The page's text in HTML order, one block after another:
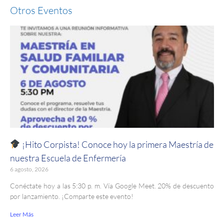
Otros Eventos
¡Hito Corpista! Conoce hoy la primera Maestría de
nuestra Escuela de Enfermería
6 agosto, 2026
Conéctate hoy a las 5:30 p. m. Vía Google Meet. 20% de descuento
por lanzamiento. ¡Comparte este evento!
Leer Más